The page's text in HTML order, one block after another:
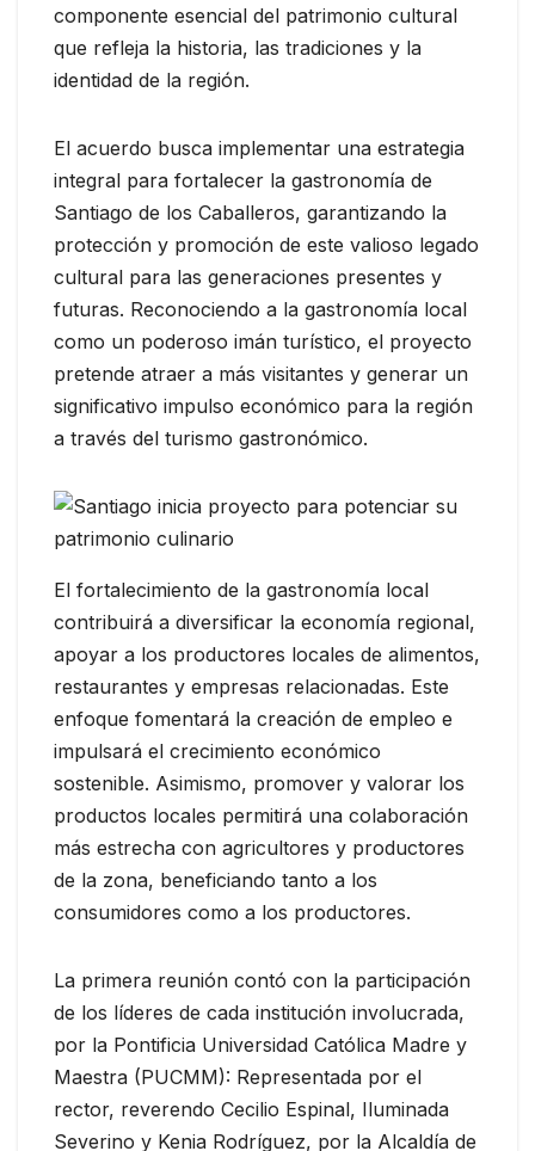
componente esencial del patrimonio cultural
que refleja la historia, las tradiciones y la
identidad de la región.
El acuerdo busca implementar una estrategia
integral para fortalecer la gastronomía de
Santiago de los Caballeros, garantizando la
protección y promoción de este valioso legado
cultural para las generaciones presentes y
futuras. Reconociendo a la gastronomía local
como un poderoso imán turístico, el proyecto
pretende atraer a más visitantes y generar un
significativo impulso económico para la región
a través del turismo gastronómico.
El fortalecimiento de la gastronomía local
contribuirá a diversificar la economía regional,
apoyar a los productores locales de alimentos,
restaurantes y empresas relacionadas. Este
enfoque fomentará la creación de empleo e
impulsará el crecimiento económico
sostenible. Asimismo, promover y valorar los
productos locales permitirá una colaboración
más estrecha con agricultores y productores
de la zona, beneficiando tanto a los
consumidores como a los productores.
La primera reunión contó con la participación
de los líderes de cada institución involucrada,
por la Pontificia Universidad Católica Madre y
Maestra (PUCMM): Representada por el
rector, reverendo Cecilio Espinal, Iluminada
Severino y Kenia Rodríguez, por la Alcaldía de